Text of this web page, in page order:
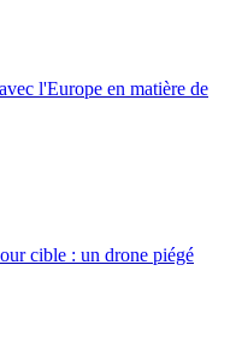
l'Europe en matière de
cible : un drone piégé